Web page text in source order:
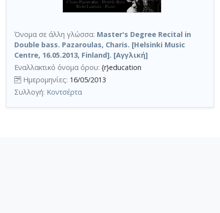
Όνομα σε άλλη γλώσσα: Master's Degree Recital in
Double bass. Pazaroulas, Charis. [Helsinki Music
Centre, 16.05.2013, Finland]. [Αγγλική]
Εναλλακτικό όνομα όρου: {r}education
Ημερομηνίες: 16/05/2013
Συλλογή: Κοντσέρτα